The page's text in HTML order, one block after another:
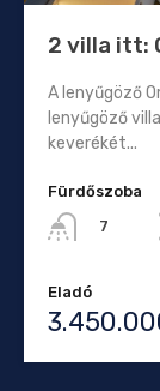
2 villa itt:
A lenyűgöző
lenyűgöző
keverékét...
Fürdőszoba
7
Eladó